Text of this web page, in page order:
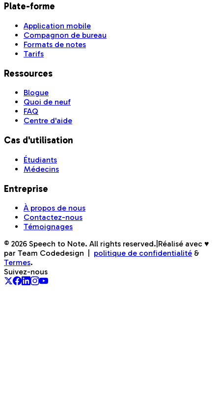
Plate-forme
Application mobile
Compagnon de bureau
Formats de notes
Tarifs
Ressources
Blogue
Quoi de neuf
FAQ
Centre d'aide
Cas d'utilisation
Étudiants
Médecins
Entreprise
À propos de nous
Contactez-nous
Témoignages
© 2026 Speech to Note. All rights reserved. Réalisé avec ♥
par Team Codedesign
politique de confidentialité &
Termes.
Suivez-nous